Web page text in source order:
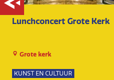
Lunchconcert Grote Kerk
Grote kerk
KUNST EN CULTUUR